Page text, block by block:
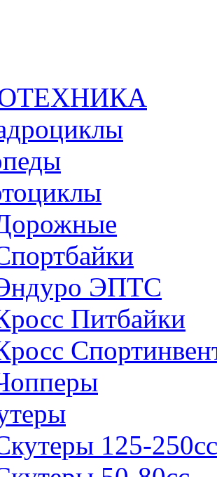
ЭПТС
Питбайки
125-250сс